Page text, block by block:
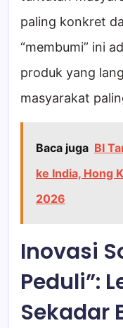
paling konkret
“membumi” ini
produk yang
masyarakat
Baca juga BI
ke India, Hong
2026
Inovasi
Peduli”:
Sekadar